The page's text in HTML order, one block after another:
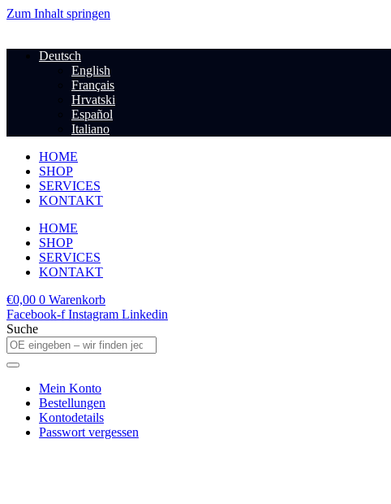
Zum Inhalt springen
Deutsch
English
Français
Hrvatski
Español
Italiano
HOME
SHOP
SERVICES
KONTAKT
HOME
SHOP
SERVICES
KONTAKT
€0,00 0 Warenkorb
Facebook-f Instagram Linkedin
Suche
Mein Konto
Bestellungen
Kontodetails
Passwort vergessen